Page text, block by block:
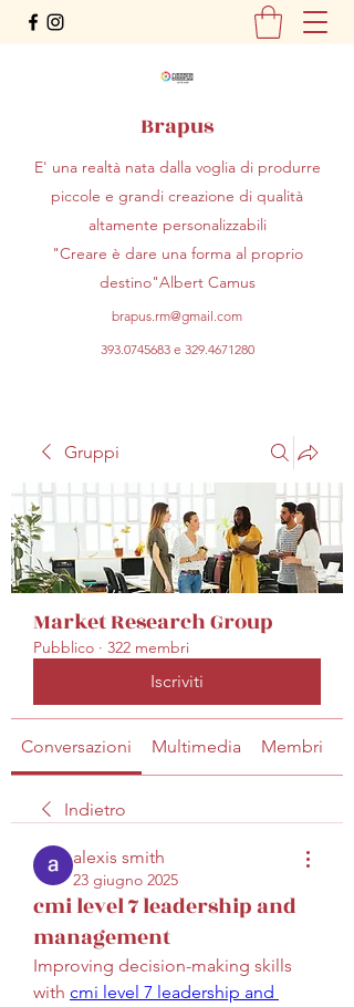
Brapus
E' una realtà nata dalla voglia di produrre
piccole e grandi creazione di qualità
altamente personalizzabili
"Creare è dare una forma al proprio
destino"Albert Camus
brapus.rm@gmail.com
393.0745683e 329.4671280
Gruppi
Market Research Group
Pubblico · 322 membri
Iscriviti
Conversazioni Multimedia Membri
Indietro
alexis smith
23 giugno 2025
cmi level 7 leadership and
management
Improving decision-making skills
with cmi level 7 leadership and